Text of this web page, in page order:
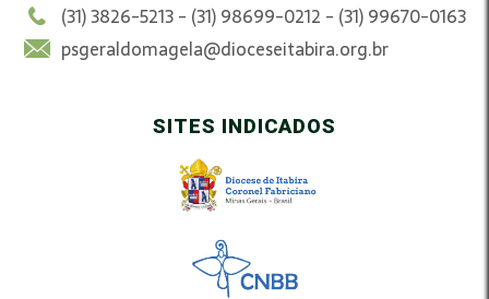
(31) 3826-5213 - (31) 98699-0212 - (31) 99670-0163
psgeraldomagela@dioceseitabira.org.br
SITES INDICADOS